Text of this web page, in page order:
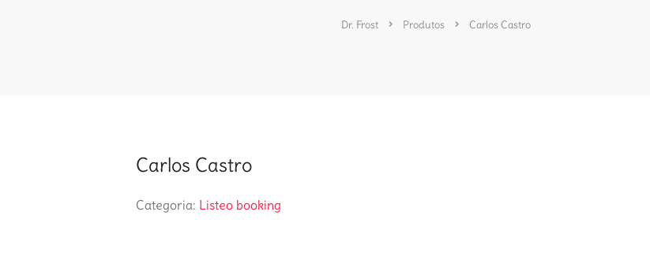
Dr. Frost Produtos Carlos Castro
Carlos Castro
Categoria: Listeo booking